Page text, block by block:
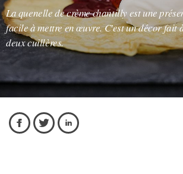
La quenelle de crème chantilly est une
facile à mettre en œuvre. C'est un décor fait
deux cuillères.